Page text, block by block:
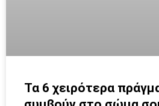
Τα 6 χειρότερα